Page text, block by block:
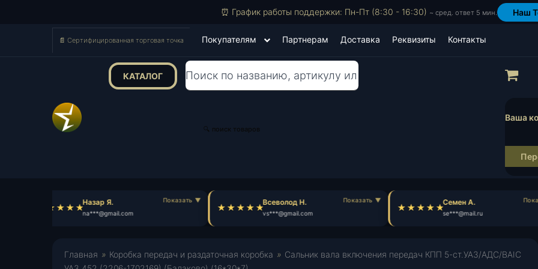
⏰ График работы поддержки: Пн-Пт (8:30 - 16:30) ~ сред. ответ 5 мин. Наш
📄 Сертифицированная торговая точка Покупателям Партнерам Доставка Реквизиты Контакты
КАТАЛОГ Поиск
🔍 поиск товаров
Ваша
Назар Я.
na***@gmail.com
Всеволод Н.
vs***@gmail.com
Семен А.
se***@mail.ru
Главная » Коробка передач и раздаточная коробка » Сальник вала включения передач КПП 5-ст.УАЗ/АДС/BAIC